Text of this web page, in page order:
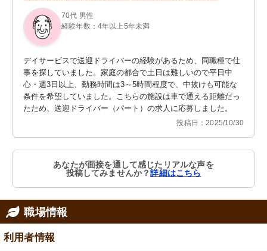
70代 男性
経験年数：4年以上5年未満
デイサービスで送迎ドライバーの経験があるため、同職種で仕
事を探していました。家庭の都合で土日は難しいので平日中
心・週3日以上、勤務時間は3～5時間程度で、中抜けも可能な
条件を希望していました。こちらの施設は車で通える距離だっ
たため、送迎ドライバー（パート）の求人に応募しました。
投稿日：2025/10/30
あなたが面接を通して感じたリアルな声を
投稿してみませんか？詳細はこちら
職場情報
利用者情報